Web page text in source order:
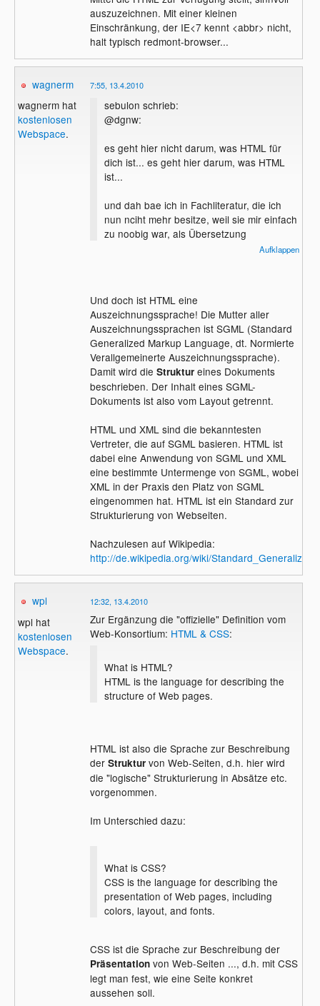
auszuzeichnen. Mit einer kleinen
Einschränkung, der IE<7 kennt <abbr> nicht,
halt typisch redmont-browser...
wagnerm
wagnerm hat
kostenlosen
Webspace.
7:55, 13.4.2010
sebulon schrieb:
@dgnw:
es geht hier nicht darum, was HTML für
dich ist... es geht hier darum, was HTML
ist...
und dah bae ich in Fachliteratur, die ich
nun nciht mehr besitze, weil sie mir einfach
zu noobig war, als Übersetzung
Seitenbeschreibungssprache gelesen.
und es ist keine Auszeichnungssprache,
weil da niemand Orden verliehen
bekommt...
was du wiederrum meinst, ist XML...
Aufklappen
Und doch ist HTML eine
Auszeichnungssprache! Die Mutter aller
Auszeichnungssprachen ist SGML (Standard
Generalized Markup Language, dt. Normierte
Verallgemeinerte Auszeichnungssprache).
Damit wird die Struktureines Dokuments
beschrieben. Der Inhalt eines SGML-
Dokuments ist also vom Layout getrennt.
HTML und XML sind die bekanntesten
Vertreter, die auf SGML basieren. HTML ist
dabei eine Anwendung von SGML und XML
eine bestimmte Untermenge von SGML, wobei
XML in der Praxis den Platz von SGML
eingenommen hat. HTML ist ein Standard zur
Strukturierung von Webseiten.
Nachzulesen auf Wikipedia:
http://de.wikipedia.org/wiki/
wpl
wpl hat
kostenlosen
Webspace.
12:32, 13.4.2010
Zur Ergänzung die "offizielle" Definition vom
Web-Konsortium: HTML & CSS:
What is HTML?
HTML is the language for describing the
structure of Web pages.
HTML ist also die Sprache zur Beschreibung
der Strukturvon Web-Seiten, d.h. hier wird
die "logische" Strukturierung in Absätze etc.
vorgenommen.
Im Unterschied dazu:
What is CSS?
CSS is the language for describing the
presentation of Web pages, including
colors, layout, and fonts.
CSS ist die Sprache zur Beschreibung der
Präsentation von Web-Seiten ..., d.h. mit CSS
legt man fest, wie eine Seite konkret
aussehen soll.